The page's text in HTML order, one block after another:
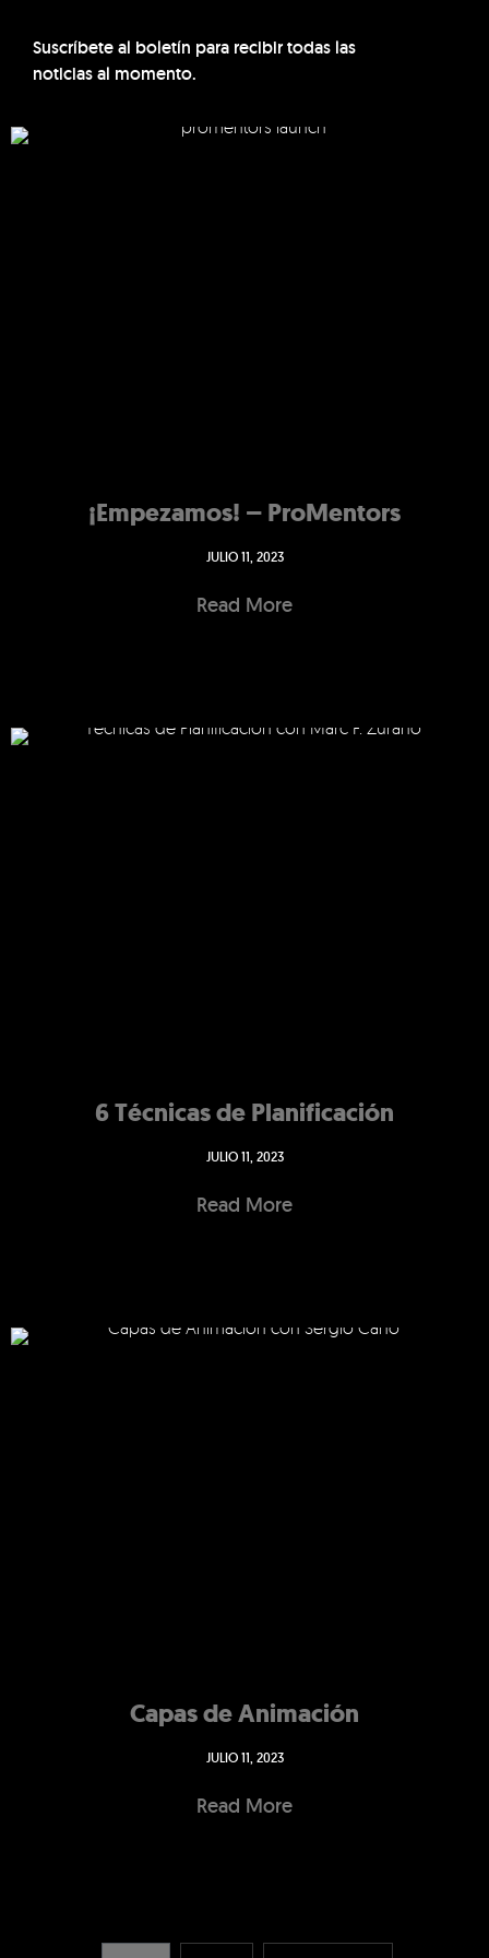
Suscríbete al boletín para recibir todas las
noticias al momento.
¡Empezamos! – ProMentors
JULIO 11, 2023
Read More
6 Técnicas de Planificación
JULIO 11, 2023
Read More
Capas de Animación
JULIO 11, 2023
Read More